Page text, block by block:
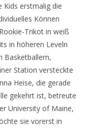
Kids erstmalig die
Können
Trikot in weiß
in höheren Leveln
Basketballern,
Station versteckte
Heise, die gerade
gekehrt ist, betreute
University of Maine,
sie vorerst in